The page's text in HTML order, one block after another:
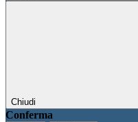
Chiudi
Conferma